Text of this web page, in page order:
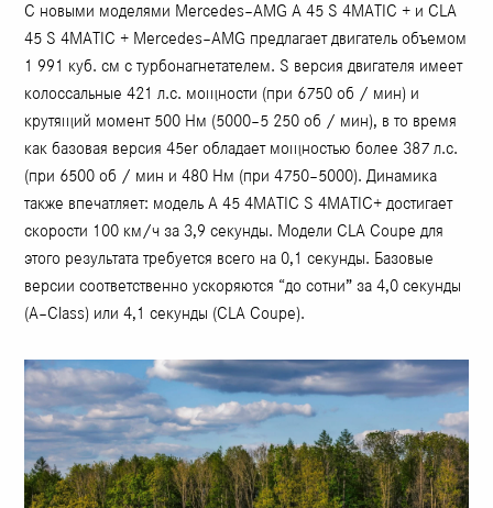
С новыми моделями Mercedes–AMG A 45 S 4MATIC + и CLA
45 S 4MATIC + Mercedes–AMG предлагает двигатель объемом
1 991 куб. см с турбонагнетателем. S версия двигателя имеет
колоссальные 421 л.с. мощности (при 6750 об / мин) и
крутящий момент 500 Нм (5000–5 250 об / мин), в то время
как базовая версия 45er обладает мощностью более 387 л.с.
(при 6500 об / мин и 480 Нм (при 4750–5000). Динамика
также впечатляет: модель A 45 4MATIC S 4MATIC+ достигает
скорости 100 км/ч за 3,9 секунды. Модели CLA Coupe для
этого результата требуется всего на 0,1 секунды. Базовые
версии соответственно ускоряются “до сотни” за 4,0 секунды
(A–Class) или 4,1 секунды (CLA Coupe).